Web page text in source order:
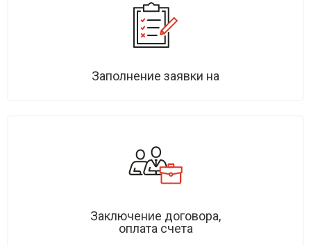
Заполнение заявки на
Заключение договора,
оплата счета